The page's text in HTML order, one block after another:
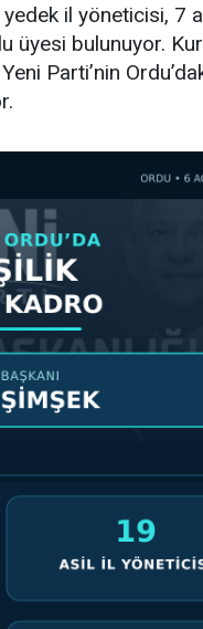
il yöneticisi, 7
üyesi bulunuyor.
Parti’nin